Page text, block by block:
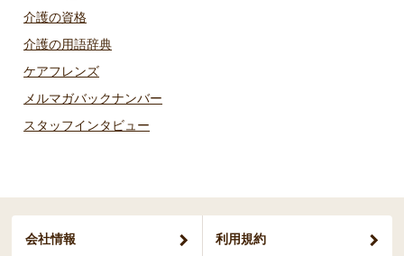
介護の資格
介護の用語辞典
ケアフレンズ
メルマガバックナンバー
スタッフインタビュー
会社情報 利用規約